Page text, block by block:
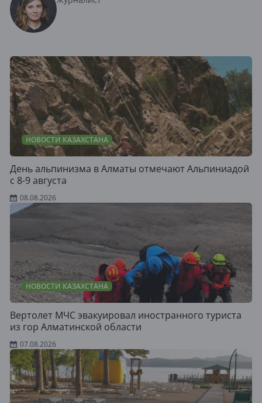
НОВОСТИ КАЗАХСТАНА
День альпинизма в Алматы отмечают Альпиниадой
с 8-9 августа
08.08.2026
НОВОСТИ КАЗАХСТАНА
Вертолет МЧС эвакуировал иностранного туриста
из гор Алматинской области
07.08.2026